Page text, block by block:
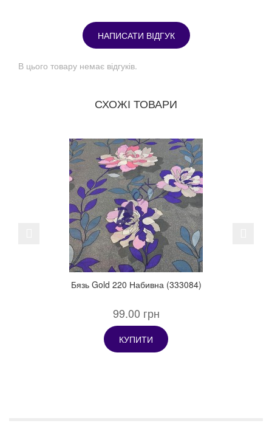
НАПИСАТИ ВІДГУК
В цього товару немає відгуків.
СХОЖІ ТОВАРИ
Бязь Gold 220 Набивна (333084)
99.00 грн
КУПИТИ
Previous